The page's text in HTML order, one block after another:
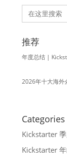
Search
for:
推荐
年度总结 |
2026年十大海外
Categories
Kickstarter
Kickstarter